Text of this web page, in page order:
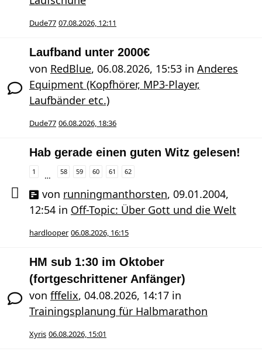
Dude77 07.08.2026, 12:11
Laufband unter 2000€
von RedBlue, 06.08.2026, 15:53 in Anderes
Equipment (Kopfhörer, MP3-Player,
Laufbänder etc.)
Dude77 06.08.2026, 18:36
Hab gerade einen guten Witz gelesen!
1 … 58 59 60 61 62
von runningmanthorsten, 09.01.2004,
12:54 in Off-Topic: Über Gott und die Welt
hardlooper 06.08.2026, 16:15
HM sub 1:30 im Oktober
(fortgeschrittener Anfänger)
von fffelix, 04.08.2026, 14:17 in
Trainingsplanung für Halbmarathon
Xyris 06.08.2026, 15:01